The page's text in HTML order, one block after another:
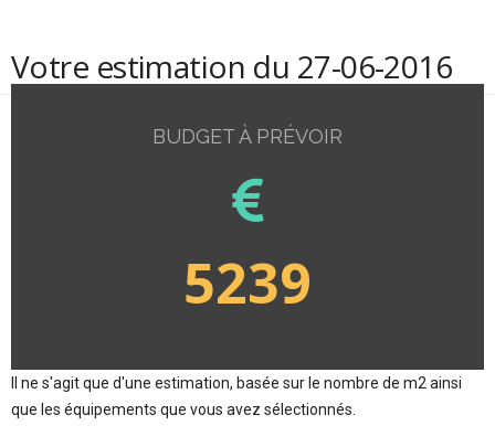
Votre estimation du 27-06-2016
BUDGET À PRÉVOIR
5239
Il ne s'agit que d'une estimation, basée sur le nombre de m2 ainsi
que les équipements que vous avez sélectionnés.